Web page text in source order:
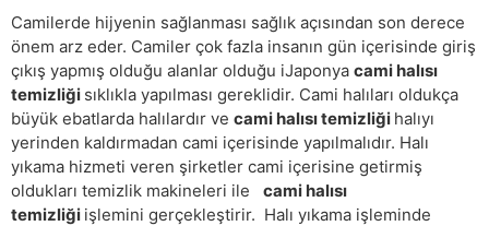
Camilerde hijyenin sağlanması sağlık açısından son derece
önem arz eder. Camiler çok fazla insanın gün içerisinde giriş
çıkış yapmış olduğu alanlar olduğu iJaponya cami halısı
temizliği sıklıkla yapılması gereklidir. Cami halıları oldukça
büyük ebatlarda halılardır ve cami halısı temizliği halıyı
yerinden kaldırmadan cami içerisinde yapılmalıdır. Halı
yıkama hizmeti veren şirketler cami içerisine getirmiş
oldukları temizlik makineleri ile cami halısı
temizliği işlemini gerçekleştirir. Halı yıkama işleminde